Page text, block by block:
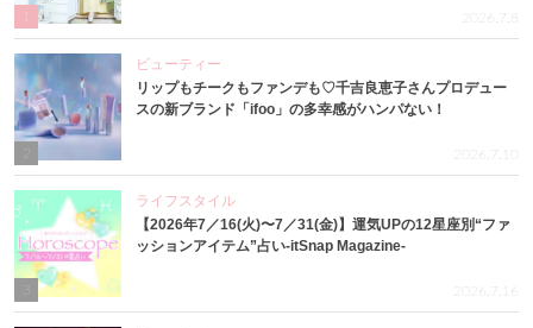
2026.7.8
ビューティー
リップもチークもファンデも♡千吉良恵子さんプロデュー
スの新ブランド「ifoo」の多幸感がハンパない！
2026.7.10
3
ライフスタイル
【2026年7／16(火)〜7／31(金)】運気UPの12星座別“ファ
ッションアイテム”占い-itSnap Magazine-
2026.7.16